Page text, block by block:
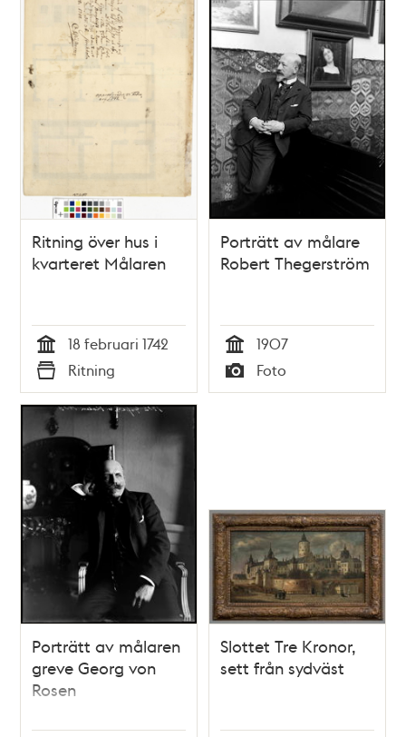
Hörnet
Ritning över hus i
kvarteret Målaren
Tid
18 februari 1742
Typ
Ritning
Porträtt av målare
Robert Thegerström
Tid
1907
Typ
Foto
Porträtt av målaren
greve Georg von
Rosen
Slottet Tre Kronor,
sett från sydväst